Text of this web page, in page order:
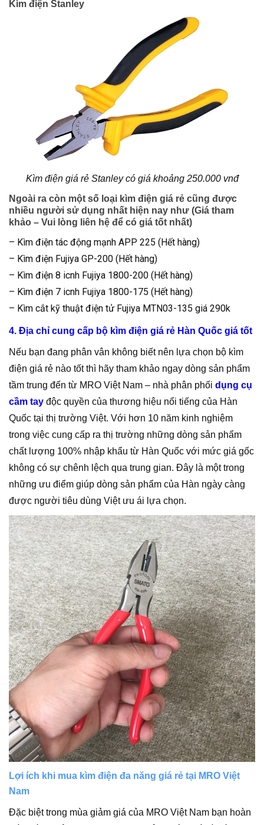
Kìm điện Stanley
Kìm điện giá rẻ Stanley có giá khoảng 250.000 vnđ
Ngoài ra còn một số loại kìm điện giá rẻ cũng được
nhiều người sử dụng nhất hiện nay như (Giá tham
khảo – Vui lòng liên hệ để có giá tốt nhất)
– Kìm điện tác động mạnh APP 225 (Hết hàng)
– Kìm điện Fujiya GP-200 (Hết hàng)
– Kìm điện 8 icnh Fujiya 1800-200 (Hết hàng)
– Kìm điện 7 icnh Fujiya 1800-175 (Hết hàng)
– Kìm cắt kỹ thuật điện tử Fujiya MTN03-135 giá 290k
4. Địa chỉ cung cấp bộ kìm điện giá rẻ Hàn Quốc giá tốt
Nếu bạn đang phân vân không biết nên lựa chọn bộ kìm
điện giá rẻ nào tốt thì hãy tham khảo ngay dòng sản phẩm
tầm trung đến từ MRO Việt Nam – nhà phân phối dụng cụ
cầm tay độc quyền của thương hiệu nổi tiếng của Hàn
Quốc tại thị trường Việt. Với hơn 10 năm kinh nghiệm
trong việc cung cấp ra thị trường những dòng sản phẩm
chất lượng 100% nhập khẩu từ Hàn Quốc với mức giá gốc
không có sự chênh lệch qua trung gian. Đây là một trong
những ưu điểm giúp dòng sản phẩm của Hàn ngày càng
được người tiêu dùng Việt ưu ái lựa chọn.
Lợi ích khi mua kìm điện đa năng giá rẻ tại MRO Việt
Nam
Đặc biệt trong mùa giảm giá của MRO Việt Nam bạn hoàn